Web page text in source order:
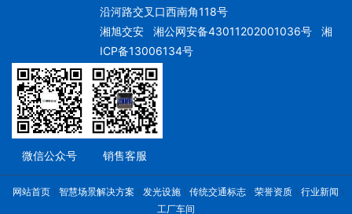
沿河路交叉口西南角118号
湘旭交安湘公网安备43011202001036号
湘
ICP备13006134号
微信公众号 销售客服
网站首页 智慧场景解决方案 发光设施 传统交通标志 荣誉资质
行业新闻
工厂车间